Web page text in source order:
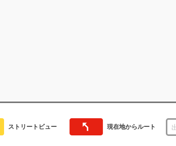
ストリートビュー 現在地からルート